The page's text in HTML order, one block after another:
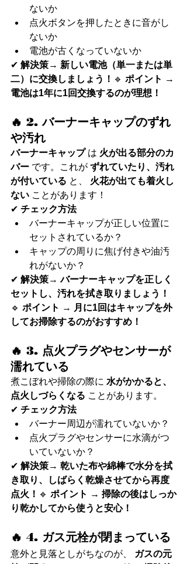
ないか
点火ボタンを押したときに音がし
ないか
電池が古くなっていないか
✔ 解決策→ 新しい電池（単一または単
二）に交換しましょう！ 🔹 ポイント →
電池は1年に1回交換するのが理想！
🔥 2. バーナーキャップのずれ
や汚れ
バーナーキャップ は 火が出る部分のカ
バー です。これが ずれていたり、汚れ
が付いている と、 火花が出ても着火し
ない ことがあります！
✔ チェック方法
バーナーキャップが正しい位置に
セットされているか？
キャップの周りに焦げ付きや油汚
れがないか？
✔ 解決策→ バーナーキャップを正しく
セットし、汚れを拭き取りましょう！
🔹 ポイント → 月に1回はキャップを外
してお掃除するのがおすすめ！
🔥 3. 点火プラグやセンサーが
濡れている
煮こぼれや掃除の際に 水がかかると、
点火しづらくなる ことがあります。
✔ チェック方法
バーナー周辺が濡れていないか？
点火プラグやセンサーに水滴がつ
いていないか？
✔ 解決策→ 乾いた布や綿棒で水分を拭
き取り、しばらく乾燥させてから再度
点火！ 🔹 ポイント → 掃除の後はしっか
り乾かしてから使うと安心！
🔥 4. ガス元栓が閉まっている
意外と見落としがちなのが、
ガスの元